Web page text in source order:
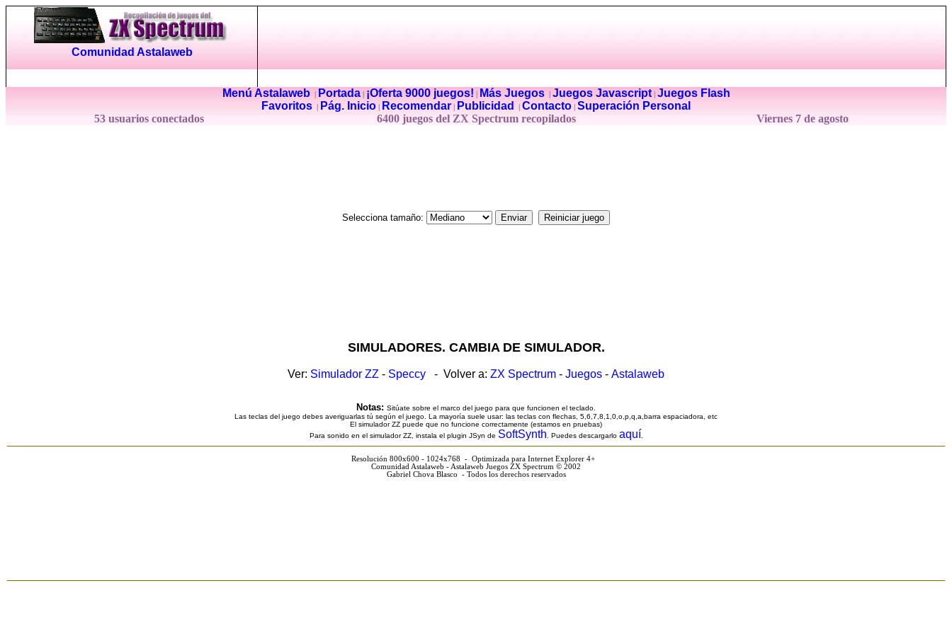
Comunidad Astalaweb
Menú Astalaweb| Portada| ¡Oferta 9000 juegos! Más Juegos| Juegos Javascript| Juegos Flash
Favoritos
Pág. Inicio Recomendar Publicidad Contacto Superación Personal
53 usuarios conectados
6400 juegos del ZX Spectrum recopilados Viernes 7 de agosto
Selecciona tamaño:
SIMULADORES. CAMBIA DE SIMULADOR.
Ver: Simulador ZZ - Speccy - Volver a: ZX Spectrum - Juegos - Astalaweb
Notas: Sitúate sobre el marco del juego para que funcionen el teclado.
Las teclas del juego debes averiguarlas tú según el juego. La mayoría suele usar: las teclas con flechas, 5,6,7,8,1,0,o,p,q,a,barra espaciadora, etc
El simulador ZZ puede que no funcione correctamente (estamos en pruebas)
Para sonido en el simulador ZZ, instala el plugin JSyn de SoftSynth . Puedes descargarlo aquí
Resolución 800x600 - 1024x768 - Optimizada para Internet Explorer 4+
Comunidad Astalaweb - Astalaweb Juegos ZX Spectrum © 2002
Gabriel Chova Blasco - Todos los derechos reservados